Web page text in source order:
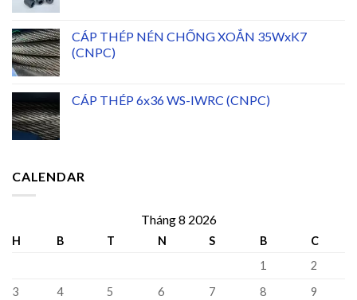
CÁP THÉP NÉN CHỐNG XOẮN 35WxK7
(CNPC)
CÁP THÉP 6x36 WS-IWRC (CNPC)
CALENDAR
Tháng 8 2026
H B T N S B
C
1
2
3
4 5 6 7 8
9